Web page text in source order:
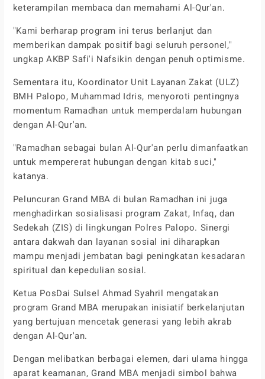
keterampilan membaca dan memahami Al-Qur'an.
"Kami berharap program ini terus berlanjut dan
memberikan dampak positif bagi seluruh personel,"
ungkap AKBP Safi'i Nafsikin dengan penuh optimisme.
Sementara itu, Koordinator Unit Layanan Zakat (ULZ)
BMH Palopo, Muhammad Idris, menyoroti pentingnya
momentum Ramadhan untuk memperdalam hubungan
dengan Al-Qur'an.
"Ramadhan sebagai bulan Al-Qur'an perlu dimanfaatkan
untuk mempererat hubungan dengan kitab suci,"
katanya.
Peluncuran Grand MBA di bulan Ramadhan ini juga
menghadirkan sosialisasi program Zakat, Infaq, dan
Sedekah (ZIS) di lingkungan Polres Palopo. Sinergi
antara dakwah dan layanan sosial ini diharapkan
mampu menjadi jembatan bagi peningkatan kesadaran
spiritual dan kepedulian sosial.
Ketua PosDai Sulsel Ahmad Syahril mengatakan
program Grand MBA merupakan inisiatif berkelanjutan
yang bertujuan mencetak generasi yang lebih akrab
dengan Al-Qur'an.
Dengan melibatkan berbagai elemen, dari ulama hingga
aparat keamanan, Grand MBA menjadi simbol bahwa